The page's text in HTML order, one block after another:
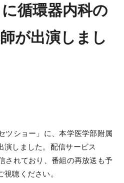
循環器内科の
が出演しまし
ツショー」に、本学医学部附属
演しました。配信サービス
されており、番組の再放送も予
聴ください。